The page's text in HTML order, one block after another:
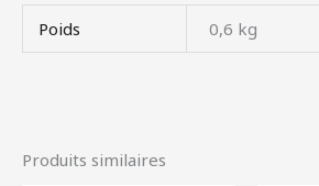
Poids 0,6 kg
Produits similaires